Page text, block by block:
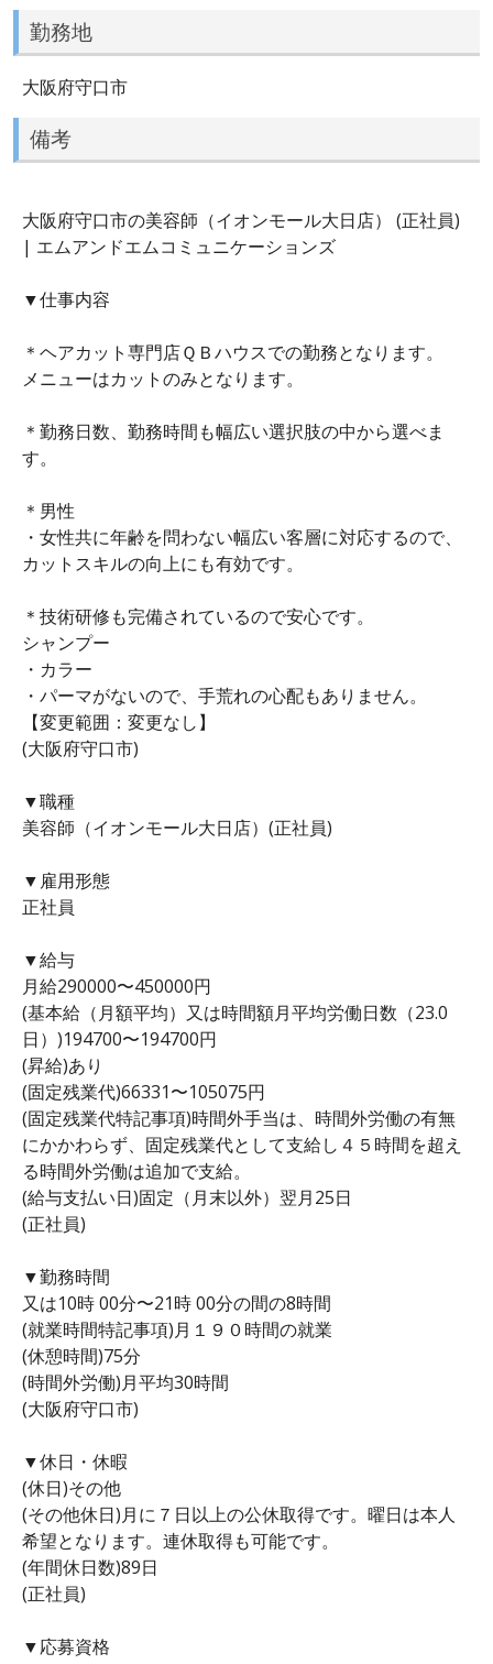
勤務地
大阪府守口市
備考
大阪府守口市の美容師（イオンモール大日店） (正社員)
| エムアンドエムコミュニケーションズ
▼仕事内容
＊ヘアカット専門店ＱＢハウスでの勤務となります。
メニューはカットのみとなります。
＊勤務日数、勤務時間も幅広い選択肢の中から選べま
す。
＊男性
・女性共に年齢を問わない幅広い客層に対応するので、
カットスキルの向上にも有効です。
＊技術研修も完備されているので安心です。
シャンプー
・カラー
・パーマがないので、手荒れの心配もありません。
【変更範囲：変更なし】
(大阪府守口市)
▼職種
美容師（イオンモール大日店）(正社員)
▼雇用形態
正社員
▼給与
月給290000〜450000円
(基本給（月額平均）又は時間額月平均労働日数（23.0
日）)194700〜194700円
(昇給)あり
(固定残業代)66331〜105075円
(固定残業代特記事項)時間外手当は、時間外労働の有無
にかかわらず、固定残業代として支給し４５時間を超え
る時間外労働は追加で支給。
(給与支払い日)固定（月末以外）翌月25日
(正社員)
▼勤務時間
又は10時 00分〜21時 00分の間の8時間
(就業時間特記事項)月１９０時間の就業
(休憩時間)75分
(時間外労働)月平均30時間
(大阪府守口市)
▼休日・休暇
(休日)その他
(その他休日)月に７日以上の公休取得です。曜日は本人
希望となります。連休取得も可能です。
(年間休日数)89日
(正社員)
▼応募資格